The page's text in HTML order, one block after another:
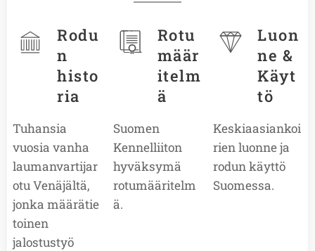
Rodu
n
histo
ria
Tuhansia
vuosia vanha
laumanvartijar
otu Venäjältä,
jonka määrätie
toinen
jalostustyö
Rotu
määr
itelm
ä
Suomen
Kennelliiton
hyväksymä
rotumääritelm
ä.
Luon
ne &
Käyt
tö
Keskiaasiankoi
rien luonne ja
rodun käyttö
Suomessa.